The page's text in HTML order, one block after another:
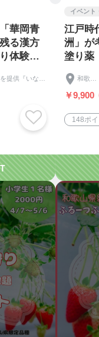
華岡青
る漢方
体験 3
イベント
江戸時
洲」が
塗り薬
￥9,900
148ポイ